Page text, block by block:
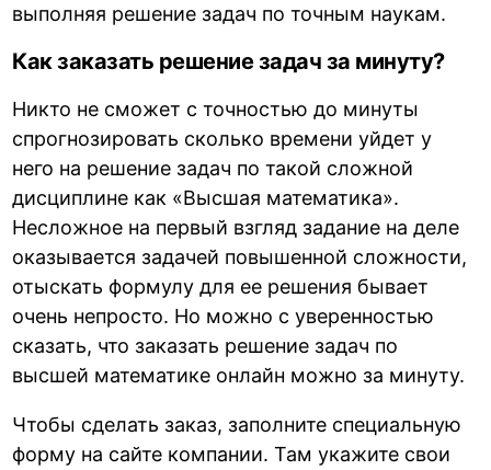
выполняя решение задач по точным наукам.
Как заказать решение задач за минуту?
Никто не сможет с точностью до минуты
спрогнозировать сколько времени уйдет у
него на решение задач по такой сложной
дисциплине как «Высшая математика».
Несложное на первый взгляд задание на деле
оказывается задачей повышенной сложности,
отыскать формулу для ее решения бывает
очень непросто. Но можно с уверенностью
сказать, что заказать решение задач по
высшей математике онлайн можно за минуту.
Чтобы сделать заказ, заполните специальную
форму на сайте компании. Там укажите свои